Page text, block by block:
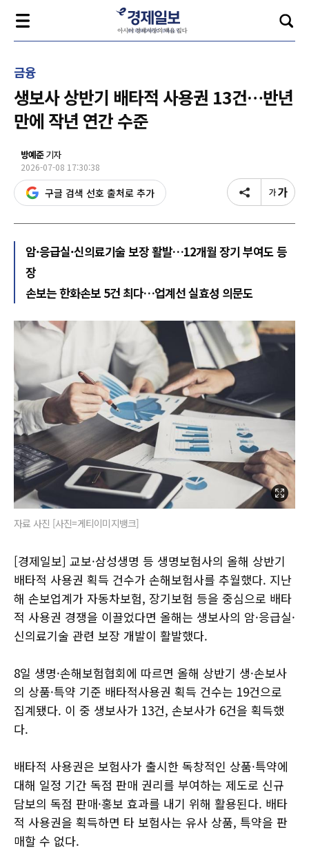
금융
생보사 상반기 배타적 사용권 13건…반년
만에 작년 연간 수준
방예준기자
2026-07-08 17:30:38
구글 검색 선호 출처로 추가
암·응급실·신의료기술 보장 활발…12개월 장기 부여도 등
장
손보는 한화손보 5건 최다…업계선 실효성 의문도
자료 사진 [사진=게티이미지뱅크]
[경제일보] 교보·삼성생명 등 생명보험사의 올해 상반기
배타적 사용권 획득 건수가 손해보험사를 추월했다. 지난
해 손보업계가 자동차보험, 장기보험 등을 중심으로 배타
적 사용권 경쟁을 이끌었다면 올해는 생보사의 암·응급실·
신의료기술 관련 보장 개발이 활발했다.
8일 생명·손해보험협회에 따르면 올해 상반기 생·손보사
의 상품·특약 기준 배타적사용권 획득 건수는 19건으로
집계됐다. 이 중 생보사가 13건, 손보사가 6건을 획득했
다.
배타적 사용권은 보험사가 출시한 독창적인 상품·특약에
대해 일정 기간 독점 판매 권리를 부여하는 제도로 신규
담보의 독점 판매·홍보 효과를 내기 위해 활용된다. 배타
적 사용권을 획득하면 타 보험사는 유사 상품, 특약을 판
매할 수 없다.